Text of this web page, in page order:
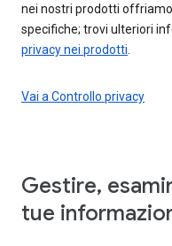
nei nostri prodotti
specifiche; trovi ulteriori
privacy nei prodotti
Vai a Controllo privacy
Gestire,
tue